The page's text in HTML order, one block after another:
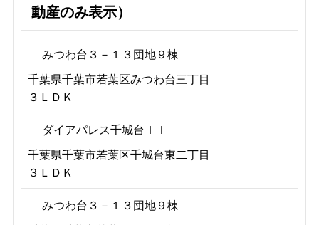
動産のみ表示）
みつわ台３－１３団地９棟
千葉県千葉市若葉区みつわ台三丁目
３ＬＤＫ
ダイアパレス千城台ＩＩ
千葉県千葉市若葉区千城台東二丁目
３ＬＤＫ
みつわ台３－１３団地９棟